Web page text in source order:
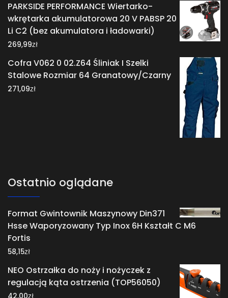
PARKSIDE PERFORMANCE Wiertarko-
wkrętarka akumulatorowa 20 V PABSP 20
Li C2 (bez akumulatora i ładowarki)
269,99zł
Cofra V062 0 02.Z64 Śliniak I Szelki
Stalowe Rozmiar 64 Granatowy/Czarny
271,09zł
Ostatnio oglądane
Format Gwintownik Maszynowy Din371
Hsse Waporyzowany Typ Inox 6H Kształt C M6
Fortis
58,15zł
NEO Ostrzałka do noży i nożyczek z
regulacją kąta ostrzenia (TOP56050)
zł